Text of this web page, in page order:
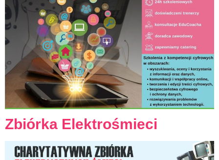
Zbiórka Elektrośmieci